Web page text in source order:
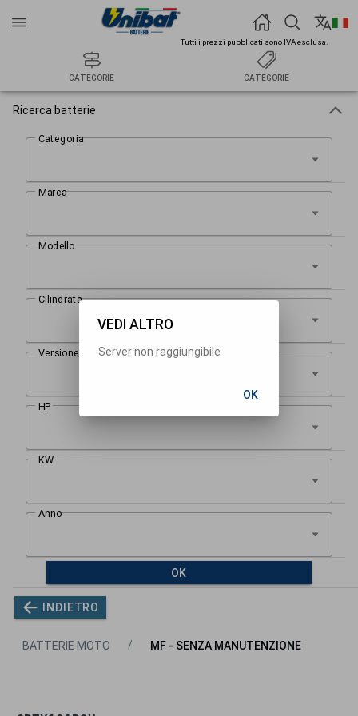
Tutti i prezzi pubblicati sono IVA esclusa.
CATEGORIE CATEGORIE
Ricerca batterie
OK
INDIETRO
BATTERIE MOTO MF - SENZA MANUTENZIONE
VEDI ALTRO
Server non raggiungibile
OK